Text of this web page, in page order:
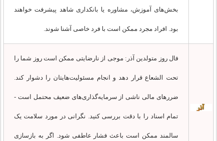
بخش‌های آموزش، مشاوره یا بانکداری شاهد پیشرفت خواهند
بود. افراد مجرد ممکن است با فرد خاصی آشنا شوند.
فال روز متولدین آذر: موجی از نارضایتی ممکن است روز شما را
تحت الشعاع قرار دهد و انجام مسئولیت‌هایتان را دشوار کند.
ضررهای مالی ناشی از سرمایه‌گذاری‌های ضعیف محتمل است -
تمام اسناد را با دقت بررسی کنید. نگرانی در مورد سلامت یک
سالمند ممکن است باعث فشار عاطفی شود. اگر به بازسازی